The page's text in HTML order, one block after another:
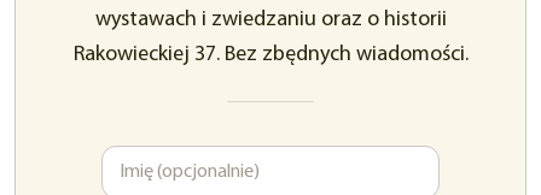
wystawach i zwiedzaniu oraz o historii
Rakowieckiej 37. Bez zbędnych wiadomości.